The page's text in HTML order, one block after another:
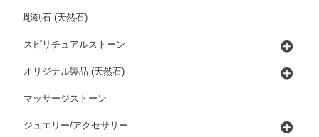
彫刻石 (天然石)
スピリチュアルストーン
オリジナル製品 (天然石)
マッサージストーン
ジュエリー/アクセサリー